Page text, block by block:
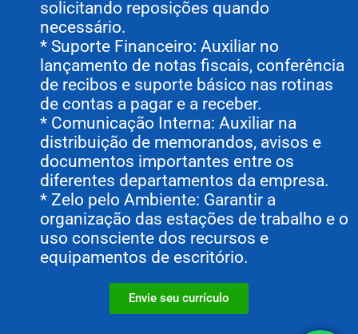
solicitando reposições quando
necessário.
* Suporte Financeiro: Auxiliar no
lançamento de notas fiscais, conferência
de recibos e suporte básico nas rotinas
de contas a pagar e a receber.
* Comunicação Interna: Auxiliar na
distribuição de memorandos, avisos e
documentos importantes entre os
diferentes departamentos da empresa.
* Zelo pelo Ambiente: Garantir a
organização das estações de trabalho e o
uso consciente dos recursos e
equipamentos de escritório.
Envie seu currículo